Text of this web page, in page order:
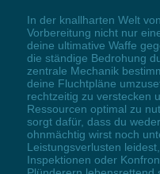
In der knallharten Welt
Vorbereitung nicht nur
deine ultimative Waffe
die ständige Bedrohung
zentrale Mechanik
deine Fluchtpläne
rechtzeitig zu verstecken
Ressourcen optimal zu
sorgt dafür, dass du
ohnmächtig wirst noch
Leistungsverlusten
Inspektionen oder